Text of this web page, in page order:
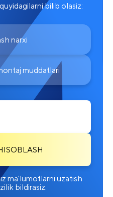
bilib olasiz:
narxi
muddatlari
ma'lumotlarni uzatish
bildirasiz.